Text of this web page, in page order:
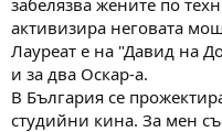
забелязва жените по
активизира неговата
Лауреат е на "Давид на
и за два Оскар-а.
В България се
студийни кина. За мен